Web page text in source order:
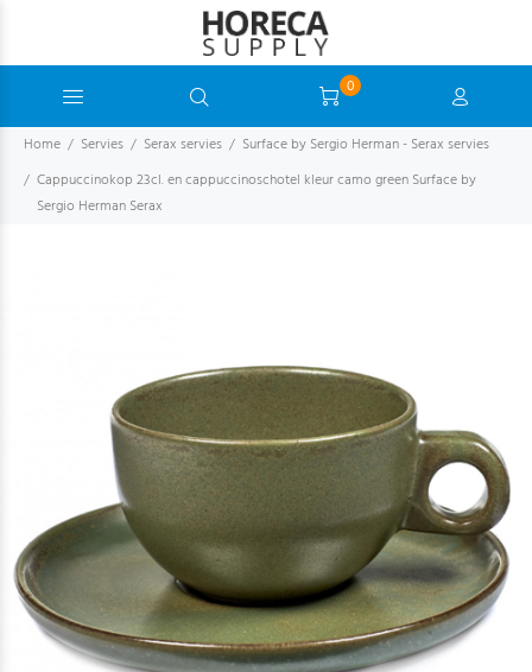
0
Home Servies Serax servies
Surface by Sergio Herman - Serax servies
Cappuccinokop 23cl. en cappuccinoschotel kleur camo green Surface by
Sergio Herman Serax